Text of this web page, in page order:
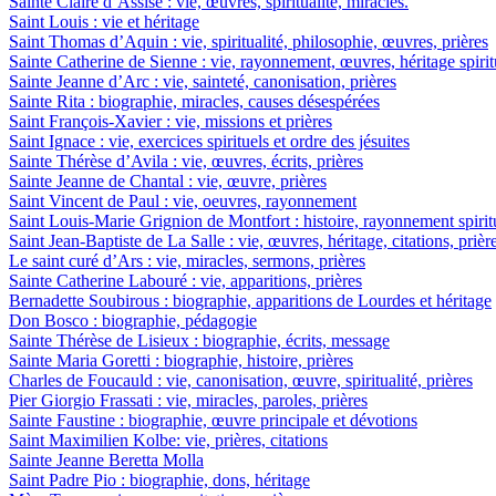
Saint Louis : vie et héritage
Saint Thomas d’Aquin : vie, spiritualité, philosophie, œuvres, prières
Sainte Catherine de Sienne : vie, rayonnement, œuvres, héritage
Sainte Jeanne d’Arc : vie, sainteté, canonisation, prières
Sainte Rita : biographie, miracles, causes désespérées
Saint François-Xavier : vie, missions et prières
Saint Ignace : vie, exercices spirituels et ordre des jésuites
Sainte Thérèse d’Avila : vie, œuvres, écrits, prières
Sainte Jeanne de Chantal : vie, œuvre, prières
Saint Vincent de Paul : vie, oeuvres, rayonnement
Saint Louis-Marie Grignion de Montfort : histoire, rayonnement
Saint Jean-Baptiste de La Salle : vie, œuvres, héritage, citations,
Le saint curé d’Ars : vie, miracles, sermons, prières
Sainte Catherine Labouré : vie, apparitions, prières
Bernadette Soubirous : biographie, apparitions de Lourdes et héritage
Don Bosco : biographie, pédagogie
Sainte Thérèse de Lisieux : biographie, écrits, message
Sainte Maria Goretti : biographie, histoire, prières
Charles de Foucauld : vie, canonisation, œuvre, spiritualité, prières
Pier Giorgio Frassati : vie, miracles, paroles, prières
Sainte Faustine : biographie, œuvre principale et dévotions
Saint Maximilien Kolbe: vie, prières, citations
Sainte Jeanne Beretta Molla
Saint Padre Pio : biographie, dons, héritage